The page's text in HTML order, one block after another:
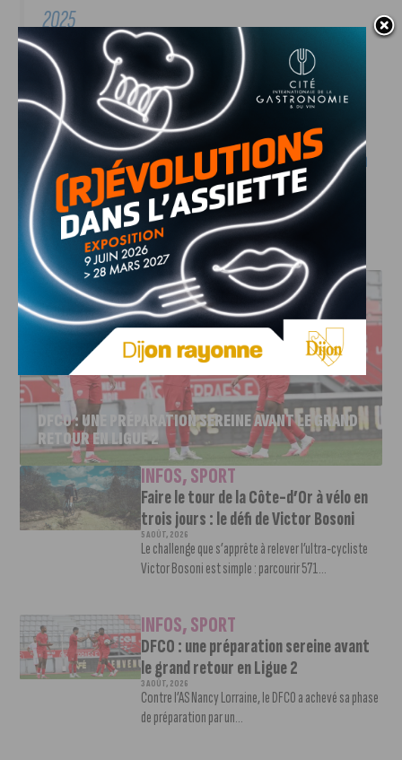
2025
Informations pratiques
Pour réserver votre place, rendez-vous sur labilletterie en
ligne (suivre le lien).
J'AIME LE DFCO
DFCO : UNE PRÉPARATION SEREINE AVANT LE GRAND
RETOUR EN LIGUE 2
INFOS,SPORT
Faire le tour de la Côte-d’Or à vélo en
trois jours : le défi de Victor Bosoni
5 AOÛT, 2026
Le challenge que s’apprête à relever l’ultra-cycliste
Victor Bosoni est simple : parcourir 571...
INFOS,SPORT
DFCO : une préparation sereine avant
le grand retour en Ligue 2
3 AOÛT, 2026
Contre l’AS Nancy Lorraine, le DFCO a achevé sa phase
de préparation par un...